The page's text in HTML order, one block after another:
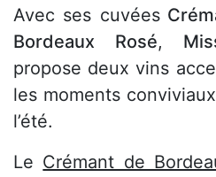
Avec ses cuvées
Bordeaux Rosé,
propose deux vins
les moments
l’été.
Le Crémant de